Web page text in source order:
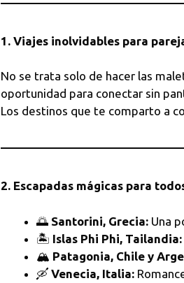
1. Viajes inolvidables para
No se trata solo de hacer las
oportunidad para conectar sin
Los destinos que te comparto a
2. Escapadas mágicas para
🌅 Santorini, Grecia: Una
🏝️ Islas Phi Phi, Tailandia:
🏔️ Patagonia, Chile y
🛶 Venecia, Italia: